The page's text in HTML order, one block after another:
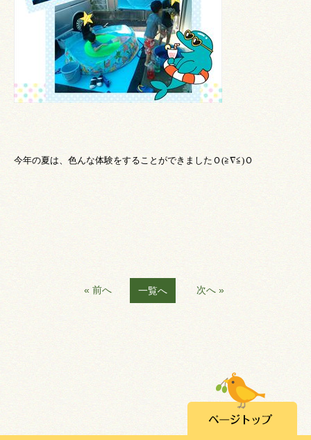
今年の夏は、色んな体験をすることができましたＯ(≧∇≦)Ｏ
« 前へ 一覧へ 次へ »